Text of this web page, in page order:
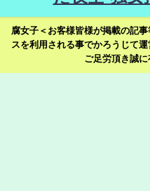
腐女子＜お客様皆様が掲載の記
スを利用される事でかろうじて
ご足労頂き誠に